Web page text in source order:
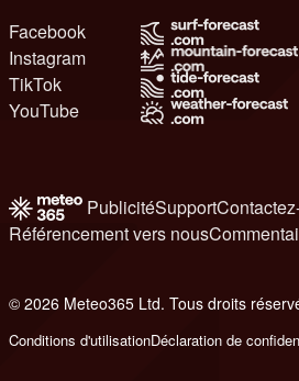
Facebook
Instagram
TikTok
YouTube
PublicitéSupport
Référencement vers nous
© 2026 Meteo365 Ltd. Tous droits
Conditions d'utilisationDéclaration de